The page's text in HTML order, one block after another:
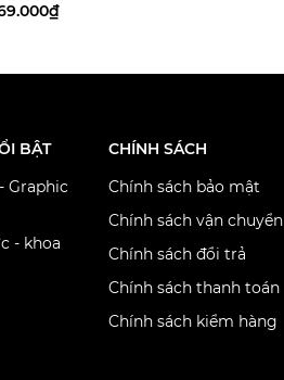
BẬT
Graphic
- khoa
CHÍNH SÁCH
Chính sách bảo mật
Chính sách vận chuyển
Chính sách đổi trả
Chính sách thanh toán
Chính sách kiểm hàng